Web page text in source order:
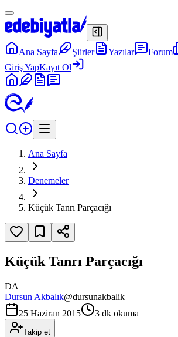
Ana Sayfa Şiirler Yazılar Forum
Giriş YapKayıt Ol
Ana Sayfa
Denemeler
Küçük Tanrı Parçacığı
Küçük Tanrı Parçacığı
DA
Dursun Akbalık@dursunakbalik
25 Haziran 2015
3 dk okuma
Takip et